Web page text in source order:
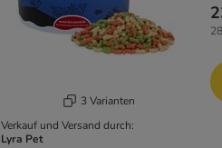
3 Varianten
Verkauf und Versand durch:
Lyra Pet